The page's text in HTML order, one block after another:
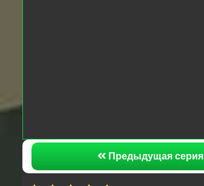
Предыдущая серия